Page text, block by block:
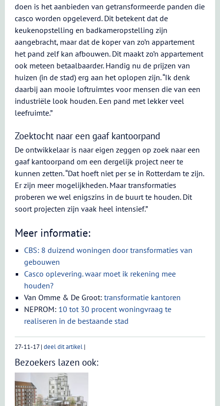
doen is het aanbieden van getransformeerde panden die
casco worden opgeleverd. Dit betekent dat de
keukenopstelling en badkameropstelling zijn
aangebracht, maar dat de koper van zo’n appartement
het pand zelf kan afbouwen. Dit maakt zo’n appartement
ook meteen betaalbaarder. Handig nu de prijzen van
huizen (in de stad) erg aan het oplopen zijn. “Ik denk
daarbij aan mooie loftruimtes voor mensen die van een
industriële look houden. Een pand met lekker veel
leefruimte.”
Zoektocht naar een gaaf kantoorpand
De ontwikkelaar is naar eigen zeggen op zoek naar een
gaaf kantoorpand om een dergelijk project neer te
kunnen zetten. “Dat hoeft niet per se in Rotterdam te zijn.
Er zijn meer mogelijkheden. Maar transformaties
proberen we wel enigszins in de buurt te houden. Dit
soort projecten zijn vaak heel intensief.”
Meer informatie:
CBS: 8 duizend woningen door transformaties van
gebouwen
Casco oplevering. waar moet ik rekening mee
houden?
Van Omme & De Groot:transformatie kantoren
NEPROM: 10 tot 30 procent woningvraag te
realiseren in de bestaande stad
27-11-17| deel dit artikel |
Bezoekers lazen ook: